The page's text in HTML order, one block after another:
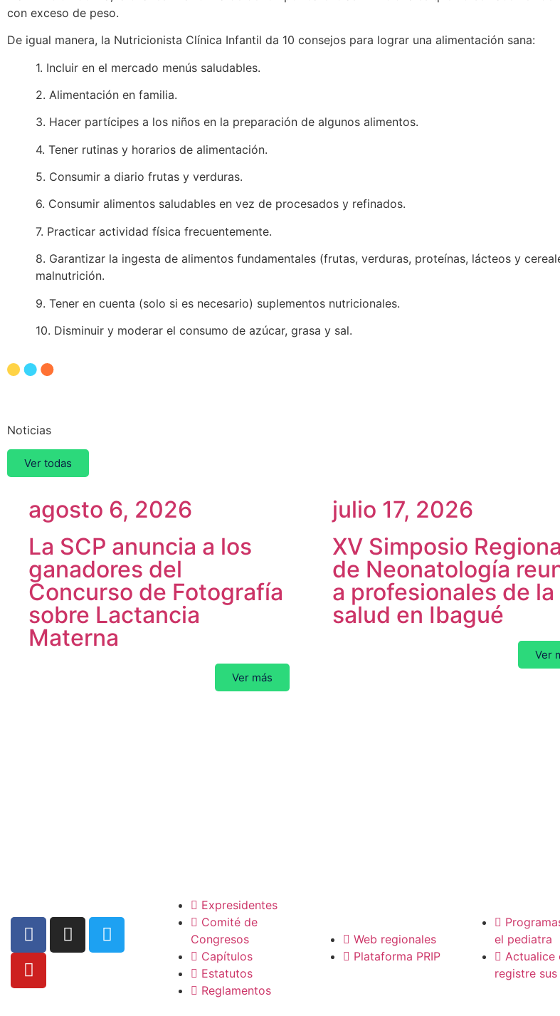
con exceso de peso.
De igual manera, la Nutricionista Clínica Infantil da 10 consejos para lograr una alimentación sana:
1. Incluir en el mercado menús saludables.
2. Alimentación en familia.
3. Hacer partícipes a los niños en la preparación de algunos alimentos.
4. Tener rutinas y horarios de alimentación.
5. Consumir a diario frutas y verduras.
6. Consumir alimentos saludables en vez de procesados y refinados.
7. Practicar actividad física frecuentemente.
8. Garantizar la ingesta de alimentos fundamentales (frutas, verduras, proteínas, lácteos y
malnutrición.
9. Tener en cuenta (solo si es necesario) suplementos nutricionales.
10. Disminuir y moderar el consumo de azúcar, grasa y sal.
Noticias
Ver todas
agosto 6, 2026
La SCP anuncia a los
ganadores del
Concurso de Fotografía
sobre Lactancia
Materna
Ver más
julio 17, 2026
XV Simposio
de Neonatología
a profesionales de la
salud en Ibagué
Ver
Expresidentes
Comité de
Congresos
Capítulos
Estatutos
Reglamentos
Web regionales
Plataforma PRIP
el pediatra
Actualice
registre